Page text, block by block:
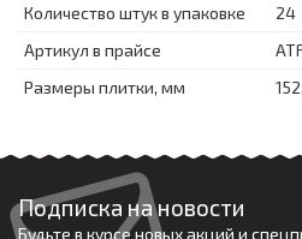
Количество штук в упаковке
24
Артикул в прайсе
Размеры плитки, мм
Подписка на новости
Будьте в курсе новых акций и